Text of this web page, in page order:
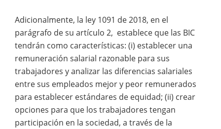
Adicionalmente, la ley 1091 de 2018, en el
parágrafo de su artículo 2, establece que las BIC
tendrán como características: (i) establecer una
remuneración salarial razonable para sus
trabajadores y analizar las diferencias salariales
entre sus empleados mejor y peor remunerados
para establecer estándares de equidad; (ii) crear
opciones para que los trabajadores tengan
participación en la sociedad, a través de la